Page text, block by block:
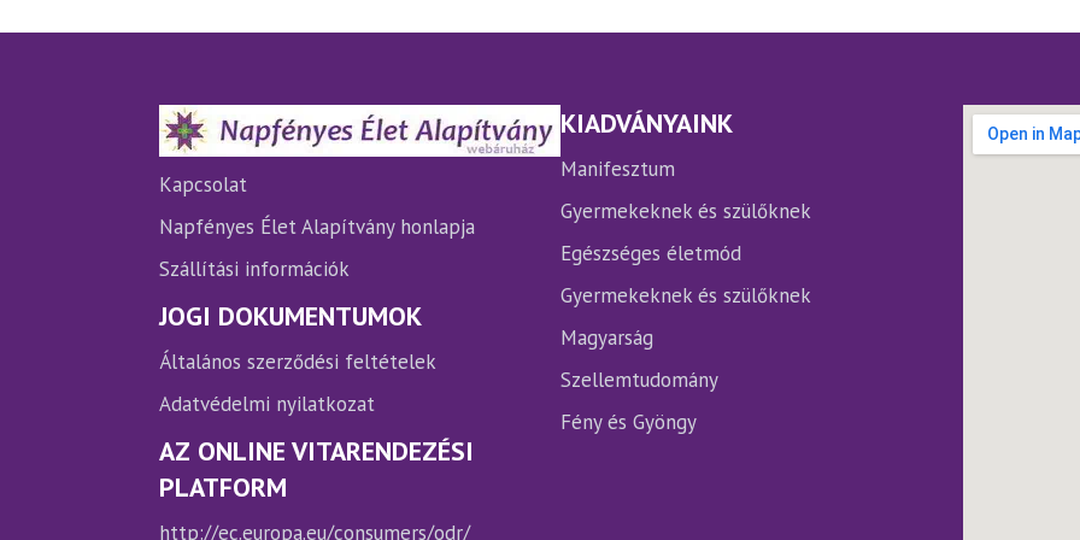
A
termékoldalon
választhatók
A
Kapcsolat
Napfényes Élet Alapítvány honlapja
Szállítási információk
JOGI DOKUMENTUMOK
Általános szerződési feltételek
Adatvédelmi nyilatkozat
AZ ONLINE VITARENDEZÉSI
PLATFORM
http://ec.europa.eu/consumers/odr/
KIADVÁNYAINK
Manifesztum
Gyermekeknek és szülőknek
Egészséges életmód
Gyermekeknek és szülőknek
Magyarság
Szellemtudomány
Fény és Gyöngy